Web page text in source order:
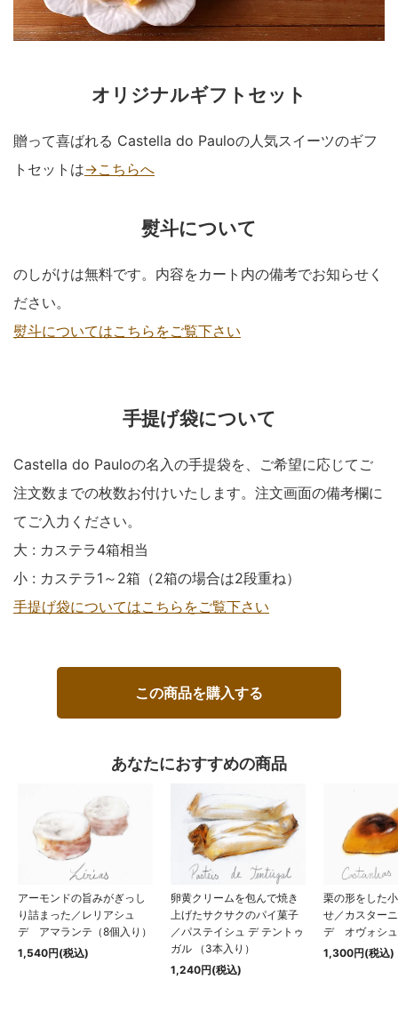
オリジナルギフトセット
贈って喜ばれる Castella do Pauloの人気スイーツのギフ
トセットは→こちらへ
熨斗について
のしがけは無料です。内容をカート内の備考でお知らせく
ださい。
熨斗についてはこちらをご覧下さい
手提げ袋について
Castella do Pauloの名入の手提袋を、ご希望に応じてご
注文数までの枚数お付けいたします。注文画面の備考欄に
てご入力ください。
大 : カステラ4箱相当
小 : カステラ1～2箱（2箱の場合は2段重ね）
手提げ袋についてはこちらをご覧下さい
この商品を購入する
あなたにおすすめの商品
アーモンドの旨みがぎっし
り詰まった／レリアシュ
デ アマランテ（8個入り）
1,540円(税込)
卵黄クリームを包んで焼き
上げたサクサクのパイ菓子
／パステイシュ デ テントゥ
ガル （3本入り）
1,240円(税込)
栗の形をした
せ／カスター
デ オヴォシュ
1,300円(税込)